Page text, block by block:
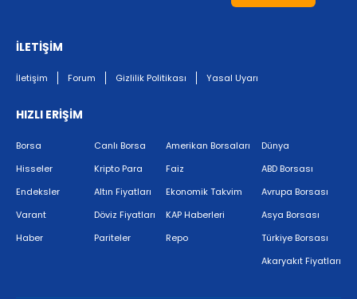
İLETİŞİM
İletişim Forum Gizlilik Politikası Yasal Uyarı
HIZLI ERİŞİM
Borsa
Hisseler
Endeksler
Varant
Haber
Canlı Borsa
Kripto Para
Altın Fiyatları
Döviz Fiyatları
Pariteler
Amerikan Borsaları
Faiz
Ekonomik Takvim
KAP Haberleri
Repo
Dünya
ABD Borsası
Avrupa Borsası
Asya Borsası
Türkiye Borsası
Akaryakıt Fiyatları